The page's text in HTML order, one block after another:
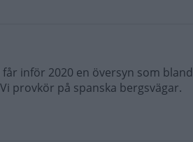
inför 2020 en översyn som bland
provkör på spanska bergsvägar.